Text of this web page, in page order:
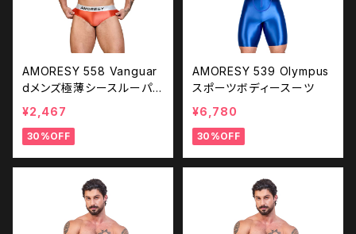
AMORESY 558 Vanguar
dメンズ極薄シースルーパン
ツ
¥2,467
30%OFF
AMORESY 539 Olympus
スポーツボディースーツ
¥6,780
30%OFF